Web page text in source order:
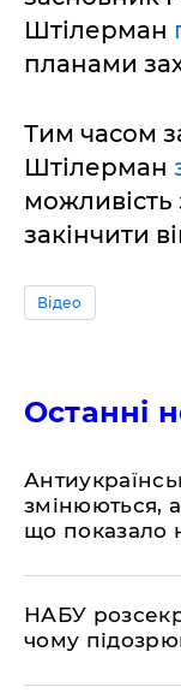
Штілерман
планами
Тим часом
Штілерман
можливість
закінчити
Відео
Останні
змінюються,
що показало
НАБУ
чому